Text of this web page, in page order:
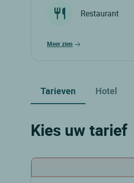
Restaurant
meer zien
Tarieven Hotel
Kies uw tarief